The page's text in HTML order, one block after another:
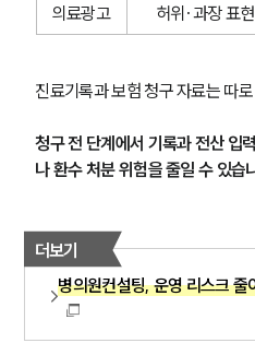
대륜법률
의료광고
허위·과장 표
진료기록과 보험 청구 자료는 따
청구 전 단계에서 기록과 전산 입
나 환수 처분 위험을 줄일 수 있습
더보기
병의원컨설팅, 운영 리스크